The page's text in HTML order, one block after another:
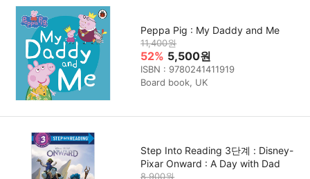
Peppa Pig : My Daddy and Me
11,400원
52% 5,500원
ISBN : 9780241411919
Board book, UK
Step Into Reading 3단계 : Disney-
Pixar Onward : A Day with Dad
8,900원